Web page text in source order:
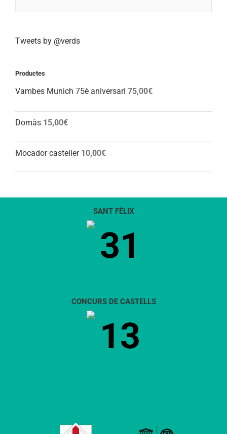
Tweets by @verds
Productes
Vambes Munich 75è aniversari 75,00€
Domàs 15,00€
Mocador casteller 10,00€
SANT FÈLIX
31
CONCURS DE CASTELLS
13